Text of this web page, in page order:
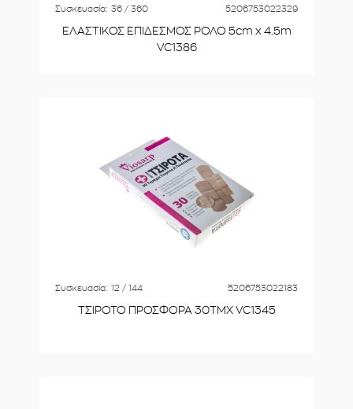
Συσκευασία: 36 / 360 5206753022329
ΕΛΑΣΤΙΚΟΣ ΕΠΙΔΕΣΜΟΣ ΡΟΛΟ 5cm x 4.5m
VC1386
Συσκευασία: 12 / 144 5206753022183
ΤΣΙΡΟΤΟ ΠΡΟΣΦΟΡΑ 30ΤΜΧ VC1345